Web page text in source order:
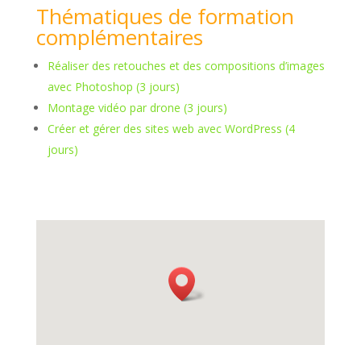
Thématiques de formation
complémentaires
Réaliser des retouches et des compositions d’images
avec Photoshop (3 jours)
Montage vidéo par drone (3 jours)
Créer et gérer des sites web avec WordPress (4
jours)